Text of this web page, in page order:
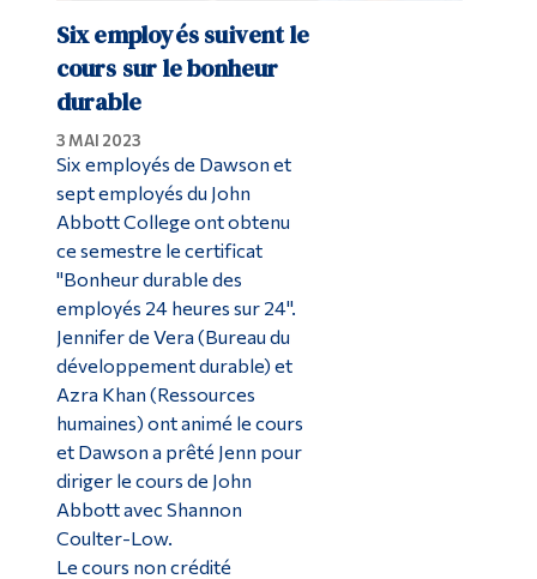
Six employés suivent le
cours sur le bonheur
durable
3 MAI 2023
Six employés de Dawson et
sept employés du John
Abbott College ont obtenu
ce semestre le certificat
"Bonheur durable des
employés 24 heures sur 24".
Jennifer de Vera (Bureau du
développement durable) et
Azra Khan (Ressources
humaines) ont animé le cours
et Dawson a prêté Jenn pour
diriger le cours de John
Abbott avec Shannon
Coulter-Low.
Le cours non crédité